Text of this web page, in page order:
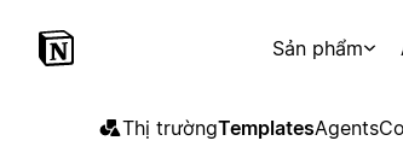
Sản phẩm
Thị trườngTemplatesAgents